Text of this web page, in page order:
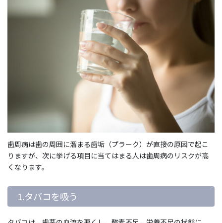
歯周病は歯の周囲に溜まる歯垢（プラーク）が直接の原因で起こ
りますが、次に挙げる項目に当てはまる人は歯周病のリスクが高
くなります。
1.タバコを吸う